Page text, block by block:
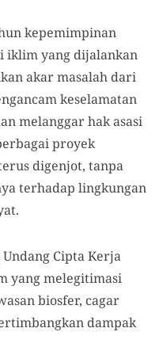
kepemimpinan
iklim yang dijalankan
akar masalah dari
keselamatan
melanggar hak asasi
proyek
digenjot, tanpa
terhadap lingkungan
Cipta Kerja
yang melegitimasi
biosfer, cagar
dampak